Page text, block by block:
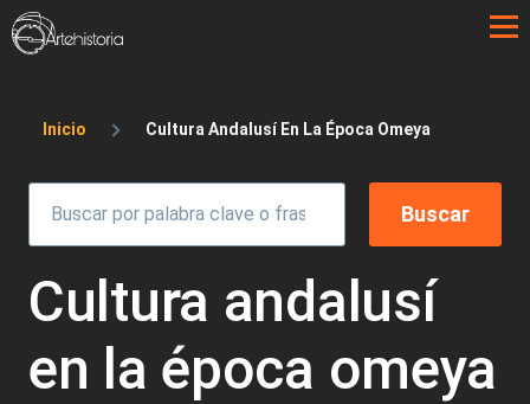
Pasar al contenido principal
Sobrescribir enlaces de ayuda a la
Inicio Cultura Andalusí En La Época Omeya
Cultura andalusí
en la época omeya